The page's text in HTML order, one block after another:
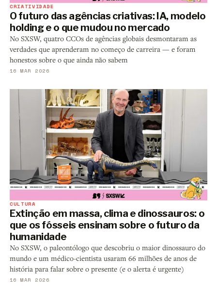
CRIATIVIDADE
O futuro das agências criativas: IA, modelo
holding e o que mudou no mercado
No SXSW, quatro CCOs de agências globais desmontaram as
verdades que aprenderam no começo de carreira — e foram
honestos sobre o que ainda não sabem
16 MAR 2026
CULTURA
Extinção em massa, clima e dinossauros: o
que os fósseis ensinam sobre o futuro da
humanidade
No SXSW, o paleontólogo que descobriu o maior dinossauro do
mundo e um médico-cientista usaram 66 milhões de anos de
história para falar sobre o presente (e o alerta é urgente)
16 MAR 2026